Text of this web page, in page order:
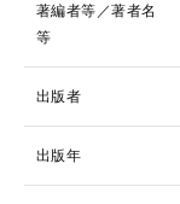
著編者等／著者名
等
出版者
出版年